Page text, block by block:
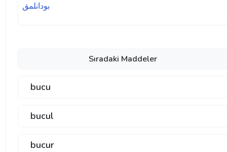
بودانلمق
Sıradaki Maddeler
bucu
bucul
bucur